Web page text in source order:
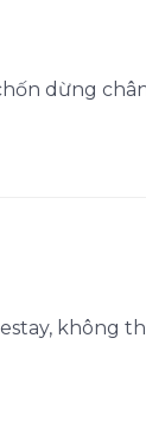
dừng
không